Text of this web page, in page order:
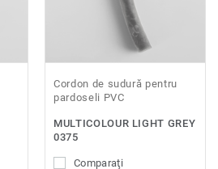
Cordon de sudură pentru
pardoseli PVC
MULTICOLOUR LIGHT GREY
0375
Comparaţi